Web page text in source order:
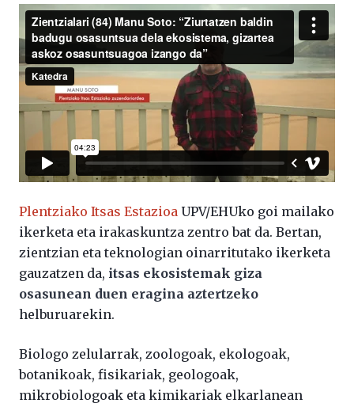
Plentziako Itsas Estazioa UPV/EHUko goi mailako
ikerketa eta irakaskuntza zentro bat da. Bertan,
zientzian eta teknologian oinarritutako ikerketa
gauzatzen da, itsas ekosistemak giza
osasunean duen eragina aztertzeko
helburuarekin.
Biologo zelularrak, zoologoak, ekologoak,
botanikoak, fisikariak, geologoak,
mikrobiologoak eta kimikariak elkarlanean